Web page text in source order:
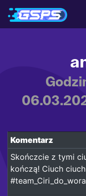
Komentarz
Skończcie z tymi
kończą! Ciuch
#team_Ciri_do_wora